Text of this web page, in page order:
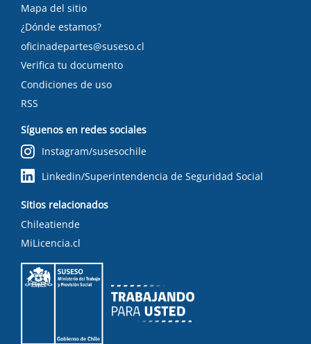
Mapa del sitio
¿Dónde estamos?
oficinadepartes@suseso.cl
Verifica tu documento
Condiciones de uso
RSS
Síguenos en redes sociales
Instagram/susesochile
Linkedin/Superintendencia de Seguridad Social
Sitios relacionados
Chileatiende
MiLicencia.cl